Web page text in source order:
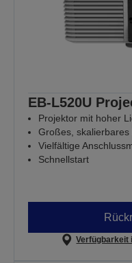
EB-L520U
Projektor mit hoher
Großes, skalierbares
Vielfältige
Schnellstart
Verfügbarkeit